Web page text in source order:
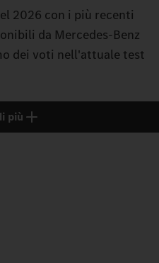
2026 con i più recenti
da Mercedes-Benz
dei voti nell'attuale test
più